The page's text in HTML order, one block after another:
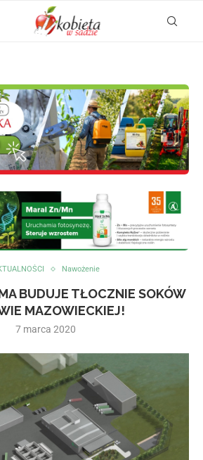
Nawożenie
BUDUJE TŁOCZNIE SOKÓW
MAZOWIECKIEJ!
7 marca 2020